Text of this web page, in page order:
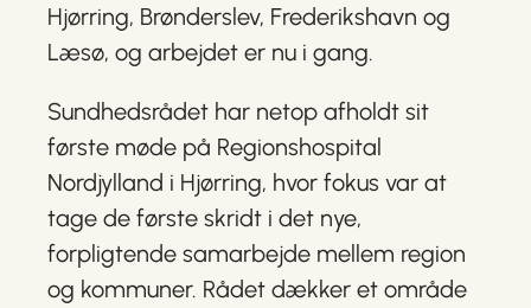
Hjørring, Brønderslev, Frederikshavn og
Læsø, og arbejdet er nu i gang.
Sundhedsrådet har netop afholdt sit
første møde på Regionshospital
Nordjylland i Hjørring, hvor fokus var at
tage de første skridt i det nye,
forpligtende samarbejde mellem region
og kommuner. Rådet dækker et område